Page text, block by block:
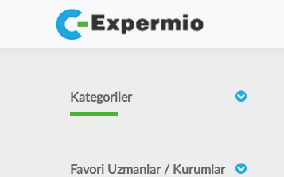
Kategoriler
Favori Uzmanlar / Kurumlar